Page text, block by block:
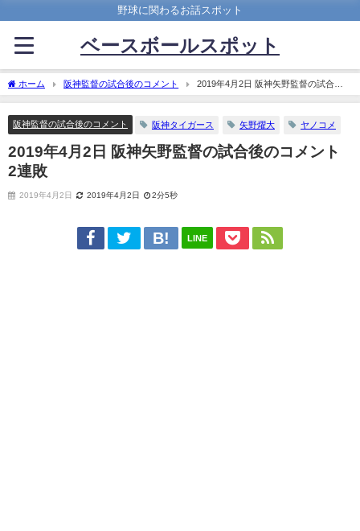
野球に関わるお話スポット
ベースボールスポット
ホーム 阪神監督の試合後のコメント
2019年4月2日 阪神矢野監督の試合後
のコメント 2連敗
阪神監督の試合後のコメント 阪神タイガース 矢野燿大 ヤノコメ
2019年4月2日 阪神矢野監督の試合後のコメント
2連敗
2019年4月2日 2019年4月2日 2分5秒
LINE